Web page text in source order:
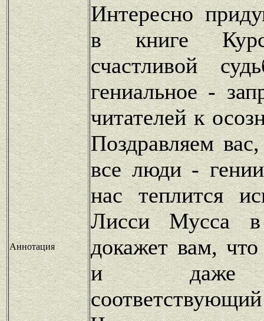
Аннотация
Интересно
в книге Курс
счастливой
гениальное -
читателей к
Поздравляем
все люди -
нас теплится
Лисси Мусса
докажет вам,
и даже